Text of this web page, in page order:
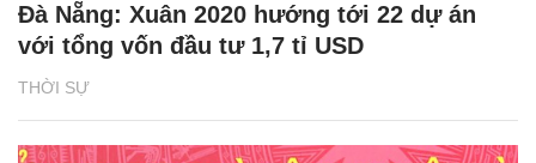
THỜI SỰ
Đà Nẵng: Xuân 2020 hướng tới 22 dự án
với tổng vốn đầu tư 1,7 tỉ USD